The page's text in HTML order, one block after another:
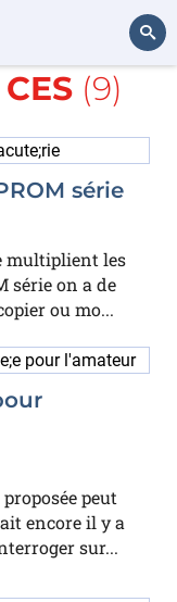
Rechercher
balise
CES (9)
série
multiplient les
série on a de
ou mo...
peut
encore il y a
sur...